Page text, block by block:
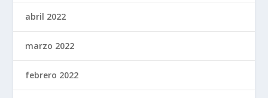
abril 2022
marzo 2022
febrero 2022